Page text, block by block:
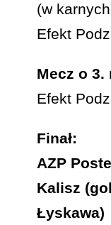
(w
Efekt
Mecz o 3.
Efekt
Finał:
AZP
Kalisz
Łyskawa)